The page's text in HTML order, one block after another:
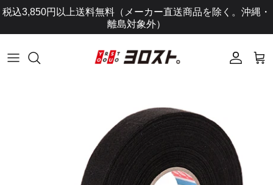
コ
テ
ツ
税込3,850円以上送料無料（メーカー直送商品を除く。沖縄・
離島対象外）